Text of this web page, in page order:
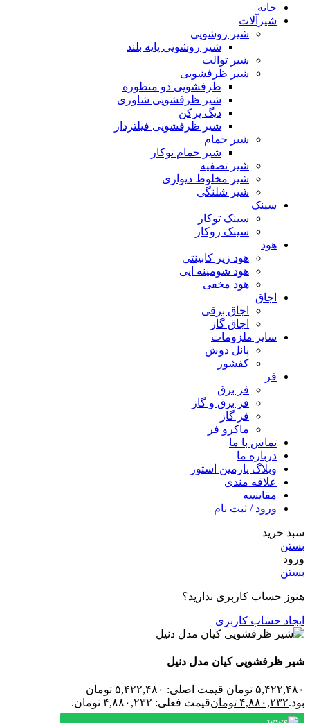
خانه
شیرآلات
شیر روشویی
شیر روشویی پایه بلند
شیر توالت
شیر ظرفشویی
ظرفشویی دو منظوره
شیر ظرفشویی شاوری
دیگ پرکن
شیر ظرفشویی فیلتردار
شیر حمام
شیر حمام توکار
شیر تصفیه
شیر مخلوط دیواری
شیر شلنگی
سینک
سینک توکار
سینک روکار
هود
هود زیر كابینتی
هود شومینه ایی
هود مخفى
اجاق
اجاق برقى
اجاق گاز
سایر ملزومات
پانل دوش
کفشور
فر
فر برق
فر برق و گاز
فر گاز
ماكرو فر
تماس با ما
درباره ما
وبلاگ پارمین استور
علاقه مندی
مقایسه
ورود / ثبت نام
سبد خرید
بستن
ورود
بستن
هنوز حساب کاربری ندارید؟
ایجاد حساب کاربری
شیر ظرفشویی کیان مدل دنیل
۵,۴۲۲,۴۸۰ تومان
قیمت اصلی: ۵,۴۲۲,۴۸۰ تومان
بود.۴,۸۸۰,۲۳۲ تومانقیمت فعلی: ۴,۸۸۰,۲۳۲ تومان.